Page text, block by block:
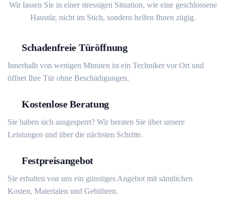
Wir lassen Sie in einer stressigen Situation, wie eine geschlossene
Haustür, nicht im Stich, sondern helfen Ihnen zügig.
Schadenfreie Türöffnung
Innerhalb von wenigen Minuten ist ein Techniker vor Ort und
öffnet Ihre Tür ohne Beschädigungen.
Kostenlose Beratung
Sie haben sich ausgesperrt? Wir beraten Sie über unsere
Leistungen und über die nächsten Schritte.
Festpreisangebot
Sie erhalten von uns ein günstiges Angebot mit sämtlichen
Kosten, Materialen und Gebühren.